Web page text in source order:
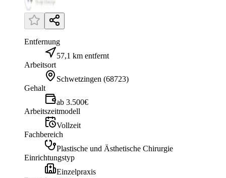
Entfernung
57,1 km entfernt
Arbeitsort
Schwetzingen (68723)
Gehalt
ab 3.500€
Arbeitszeitmodell
Vollzeit
Fachbereich
Plastische und Ästhetische Chirurgie
Einrichtungstyp
Einzelpraxis